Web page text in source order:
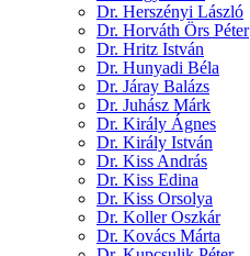
Dr. Herszényi László
Dr. Horváth Örs Péter
Dr. Hritz István
Dr. Hunyadi Béla
Dr. Járay Balázs
Dr. Juhász Márk
Dr. Király Ágnes
Dr. Király István
Dr. Kiss András
Dr. Kiss Edina
Dr. Kiss Orsolya
Dr. Koller Oszkár
Dr. Kovács Márta